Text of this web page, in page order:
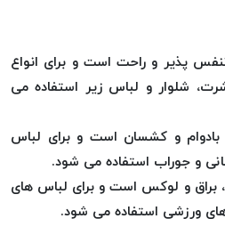
پذیر و راحت است و برای انواع
شلوار و لباس زیر استفاده می
بادوام و کشسان است و برای لباس
و جوراب استفاده می شود.
براق و لوکس است و برای لباس های
ورزشی استفاده می شود.